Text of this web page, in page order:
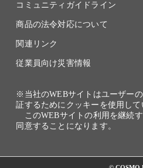
コミュニティガイドライン
商品の法令対応について
関連リンク
従業員向け災害情報
※当社のWEBサイトはユーザー
証するためにクッキーを使用して
このWEBサイトの利用を継続
同意することになります。